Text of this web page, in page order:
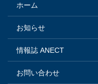
ホーム
お知らせ
情報誌 ANECT
お問い合わせ